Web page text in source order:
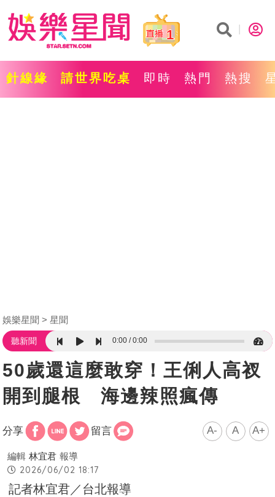
1
針線緣 請世界吃桌 即時 熱門 熱搜
娛樂星聞 星聞
聽新聞 0:00 0:00
50歲還這麼敢穿！王俐人高衩
開到腿根 海邊辣照瘋傳
分享 留言 A- A A+
編輯 林宜君 報導
2026/06/02 18:17
記者林宜君／台北報導